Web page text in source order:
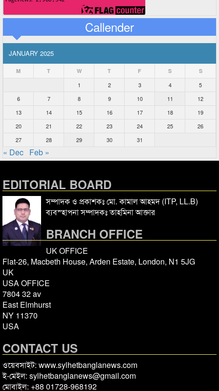
Callender
JANUARY 2025
M T W T F S S
1 2 3 4
5
6
7 8 9 10 11
12
13
14 15 16 17 18
19
20
21 22 23 24 25
26
27
28 29 30 31
« Dec Feb »
EDITORIAL BOARD
সম্পাদক ও প্রকাশকঃ মো. কামাল আহমদ (ITP, LL.B)
ব্যবস্হাপনা সম্পাদকঃ তাহমিনা আক্তার
BRANCH OFFICE
UK OFFICE
Flat-26, Macbeth House, Arden Estate, London, N1 5JG
UK
USA OFFICE
7804 32 av
East Elmhurst
NY 11370
USA
CONTACT US
ওয়েবসাইট: www.sylhetbanglanews.com
ই-মেইল: sylhetbanglanews@gmail.com
মোবাইল: +88 01728-968192